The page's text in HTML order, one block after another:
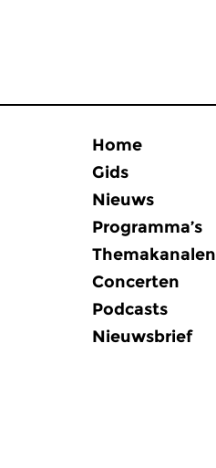
Home
Gids
Nieuws
Programma’s
Themakanalen
Concerten
Podcasts
Nieuwsbrief